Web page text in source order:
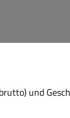
und